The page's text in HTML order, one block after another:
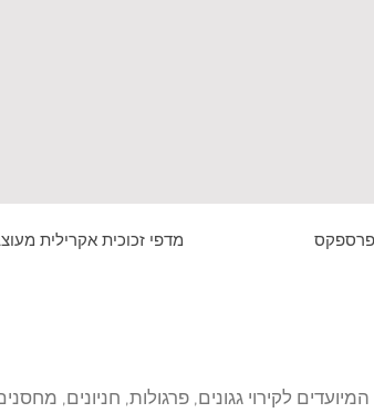
מדפי זכוכית אקרילית
המיועדים לקירוי גגונים, פרגולות, חניונים,